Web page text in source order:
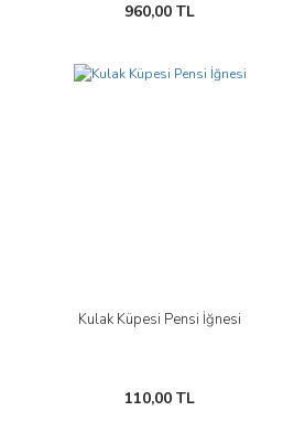
960,00 TL
Kulak Küpesi Pensi İğnesi
110,00 TL